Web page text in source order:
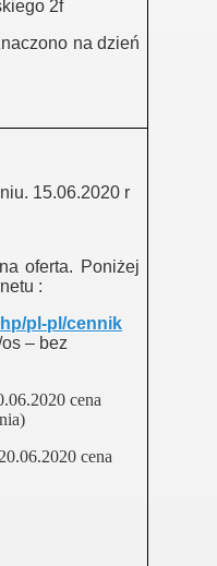
2f
na dzień
15.06.2020 r
oferta. Poniżej
:
pl-pl/cennik
– bez
cena
cena